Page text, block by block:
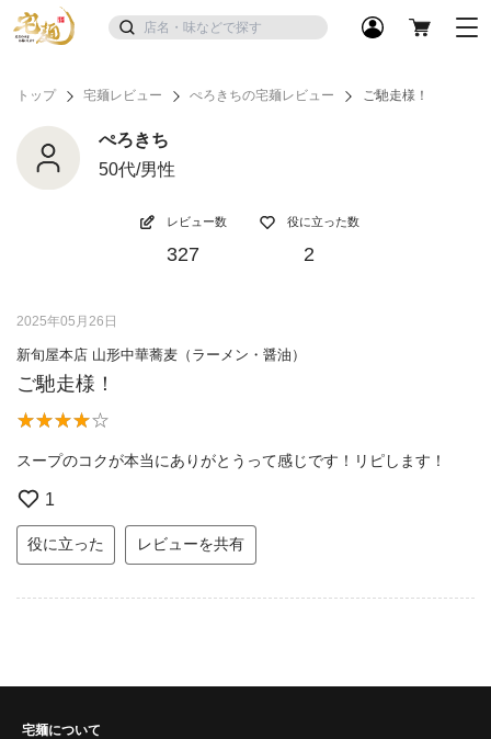
トップ 宅麺レビュー ぺろきちの宅麺レビュー ご馳走様！
ぺろきち
50代/男性
レビュー数
327
役に立った数
2
2025年05月26日
新旬屋本店 山形中華蕎麦（ラーメン・醤油）
ご馳走様！
スープのコクが本当にありがとうって感じです！リピします！
1
役に立った レビューを共有
宅麺について